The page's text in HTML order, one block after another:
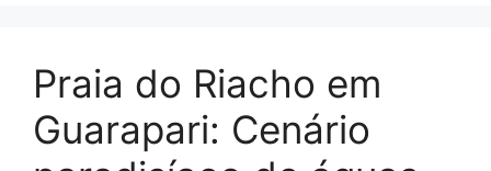
Praia do Riacho em
Guarapari: Cenário